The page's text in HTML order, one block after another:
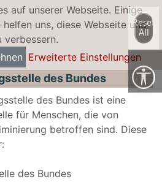
auf unserer Webseite. Einige
uns, diese Webseite und
verbessern.
Erweiterte Einstellungen
des Bundes
des Bundes ist eine
für Menschen, die von
betroffen sind. Diese
des Bundes
Reset
All